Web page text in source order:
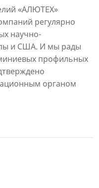
«АЛЮТЕХ»
регулярно
научно-
и США. И мы рады
профильных
органом